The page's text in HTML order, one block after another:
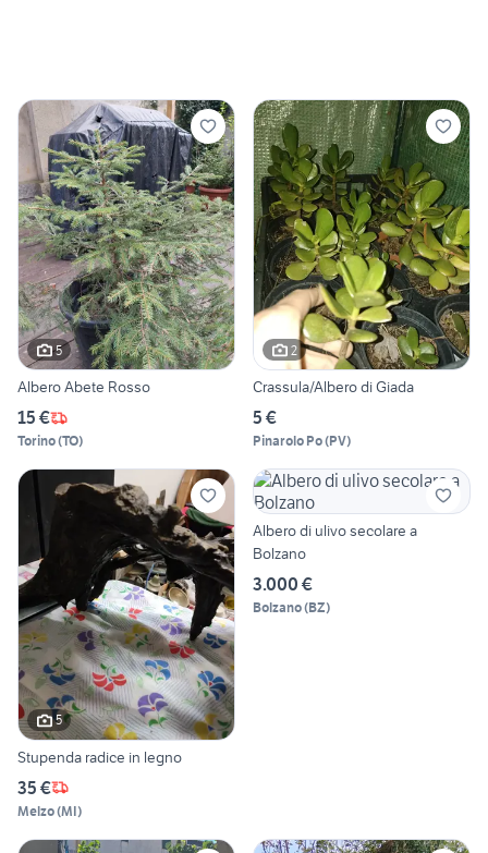
5
Albero Abete Rosso
15 €
Torino(TO)
2
Crassula/Albero di Giada
5 €
Pinarolo Po(PV)
5
Stupenda radice in legno
35 €
Melzo(MI)
Albero di ulivo secolare a
Bolzano
3.000 €
Bolzano(BZ)